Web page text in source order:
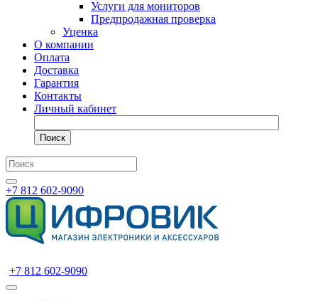
Услуги для мониторов
Предпродажная проверка
Уценка
О компании
Оплата
Доставка
Гарантия
Контакты
Личный кабинет
Поиск
+7 812 602-9090
+7 812 602-9090